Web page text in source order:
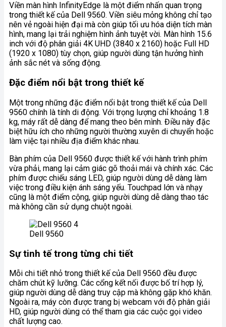
Viền màn hình InfinityEdge là một điểm nhấn quan trọng
trong thiết kế của Dell 9560. Viền siêu mỏng không chỉ tạo
nên vẻ ngoài hiện đại mà còn giúp tối ưu hóa diện tích màn
hình, mang lại trải nghiệm hình ảnh tuyệt vời. Màn hình 15.6
inch với độ phân giải 4K UHD (3840 x 2160) hoặc Full HD
(1920 x 1080) tùy chọn, giúp người dùng tận hưởng hình
ảnh sắc nét và sống động.
Đặc điểm nổi bật trong thiết kế
Một trong những đặc điểm nổi bật trong thiết kế của Dell
9560 chính là tính di động. Với trọng lượng chỉ khoảng 1.8
kg, máy rất dễ dàng để mang theo bên mình. Điều này đặc
biệt hữu ích cho những người thường xuyên di chuyển hoặc
làm việc tại nhiều địa điểm khác nhau.
Bàn phím của Dell 9560 được thiết kế với hành trình phím
vừa phải, mang lại cảm giác gõ thoải mái và chính xác. Các
phím được chiếu sáng LED, giúp người dùng dễ dàng làm
việc trong điều kiện ánh sáng yếu. Touchpad lớn và nhạy
cũng là một điểm cộng, giúp người dùng dễ dàng thao tác
mà không cần sử dụng chuột ngoài.
Dell 9560
Sự tinh tế trong từng chi tiết
Mỗi chi tiết nhỏ trong thiết kế của Dell 9560 đều được
chăm chút kỹ lưỡng. Các cổng kết nối được bố trí hợp lý,
giúp người dùng dễ dàng truy cập mà không gặp khó khăn.
Ngoài ra, máy còn được trang bị webcam với độ phân giải
HD, giúp người dùng có thể tham gia các cuộc gọi video
chất lượng cao.